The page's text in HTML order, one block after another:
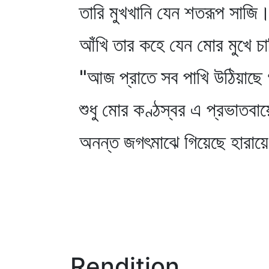
তারি মুখখানি যেন শতরূপ সাজি।
আঁখি তার কহে যেন মোর মুখে
"আজ প্রাতে সব পাখি উঠিয়াছে
শুধু মোর কণ্ঠস্বর এ
অনন্ত জগৎমাঝে গিয়েছে